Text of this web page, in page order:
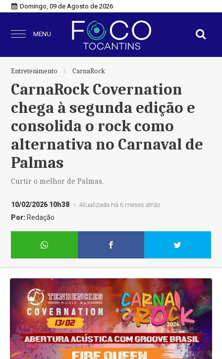
Domingo, 09 de Agosto de 2026
MENU
Entretenimento CarnaRock
CarnaRock Covernation
chega à segunda edição e
consolida o rock como
alternativa no Carnaval de
Palmas
Curtir o melhor de Palmas.
10/02/2026 10h38 Atualizada há 6 meses atrás
Por: Redação